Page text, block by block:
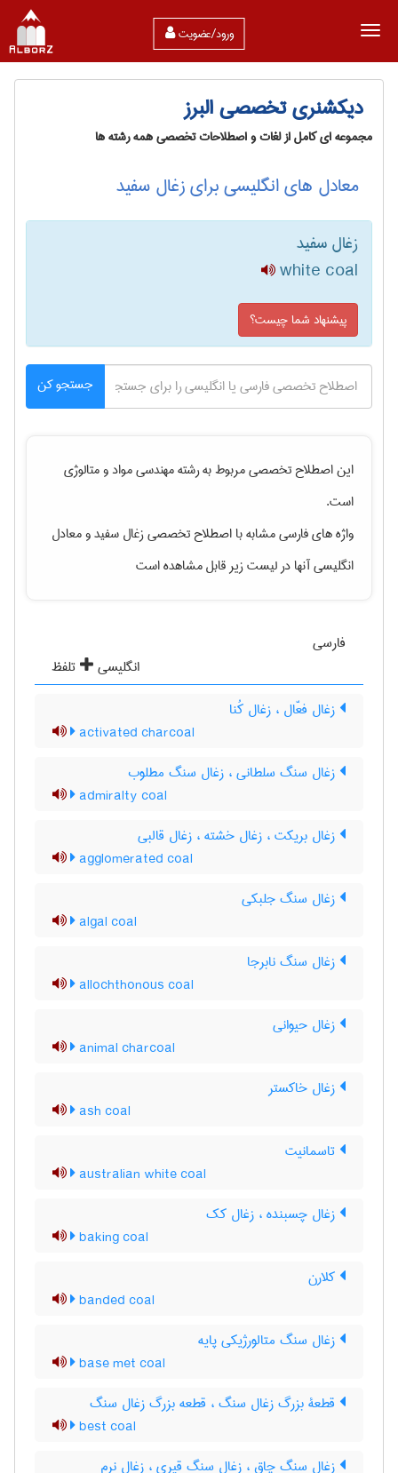
ورود/عضویت
دیکشنری تخصصی البرز
مجموعه ای کامل از لغات و اصطلاحات تخصصی همه رشته ها
معادل های انگلیسی برای زغال سفید
زغال سفید
white coal
پیشنهاد شما چیست؟
جستجو کن
این اصطلاح تخصصی مربوط به رشتهمهندسی مواد و متالوژی
است.
واژه های فارسی مشابه با اصطلاح تخصصیزغال سفیدو معادل
انگلیسی آنها در لیست زیر قابل مشاهده است
فارسی
انگلیسی
تلفظ
زغال فعّال ، زغال کُنا
activated charcoal
زغال سنگ سلطانی ، زغال سنگ مطلوب
admiralty coal
زغال بریکت ، زغال خشته ، زغال قالبی
agglomerated coal
زغال سنگ جلبکی
algal coal
زغال سنگ نابرجا
allochthonous coal
زغال حیوانی
animal charcoal
زغال خاکستر
ash coal
تاسمانیت
australian white coal
زغال چسبنده ، زغال کک
baking coal
کلارن
banded coal
زغال سنگ متالورژیکی پایه
base met coal
قطعۀ بزرگ زغال سنگ ، قطعه بزرگ زغال سنگ
best coal
زغال سنگ چاق ، زغال سنگ قیری ، زغال نرم